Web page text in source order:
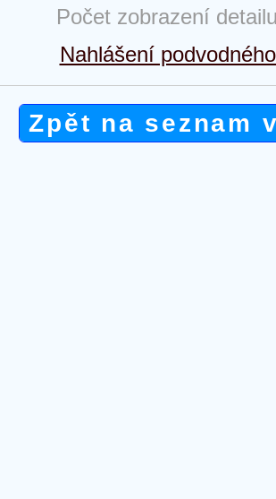
Počet zobrazení
Nahlášení
Zpět na seznam